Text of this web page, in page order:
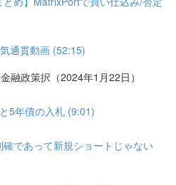
通貫動画 (52:15)
融政策択（2024年1月22日）
5年債の入札 (9:01)
であって新規ショートじゃない